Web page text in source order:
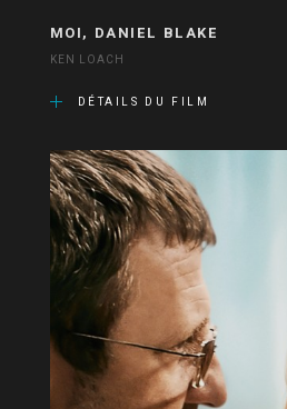
MOI, DANIEL BLAKE
KEN LOACH
DÉTAILS DU FILM